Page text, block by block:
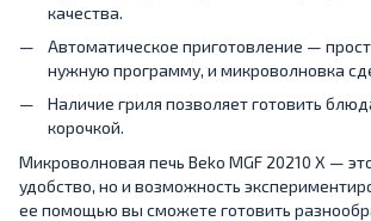
качества.
Автоматическое приготовление —
нужную программу, и микроволновка
Наличие гриля позволяет готовить
корочкой.
Микроволновая печь Beko MGF 20210 X —
удобство, но и возможность
ее помощью вы сможете готовить